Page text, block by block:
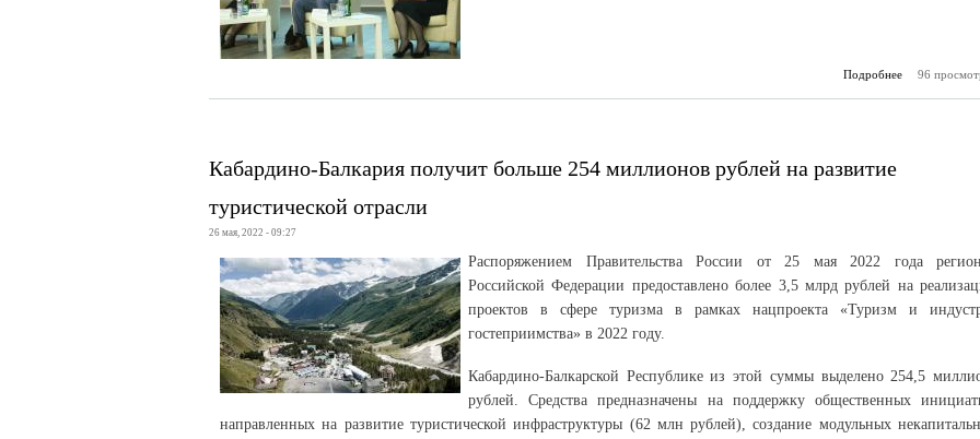
Подробнее
о О
96
Кабардино-Балкария получит больше 254 миллионов рублей на развитие
туристической отрасли
26 мая, 2022 - 09:27
Распоряжением Правительства России от 25 мая 2022 года
Российской Федерации предоставлено более 3,5 млрд рублей на
проектов в сфере туризма в рамках нацпроекта «Туризм и
гостеприимства» в 2022 году.
Кабардино-Балкарской Республике из этой суммы выделено 254,5
рублей. Средства предназначены на поддержку общественных
направленных на развитие туристической инфраструктуры (62 млн рублей), создание модульных